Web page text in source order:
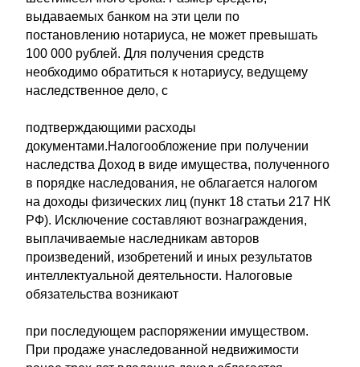
выдаваемых банком на эти цели по
постановлению нотариуса, не может превышать
100 000 рублей. Для получения средств
необходимо обратиться к нотариусу, ведущему
наследственное дело, с
подтверждающими расходы
документами.Налогообложение при получении
наследства Доход в виде имущества, полученного
в порядке наследования, не облагается налогом
на доходы физических лиц (пункт 18 статьи 217 НК
РФ). Исключение составляют вознаграждения,
выплачиваемые наследникам авторов
произведений, изобретений и иных результатов
интеллектуальной деятельности. Налоговые
обязательства возникают
при последующем распоряжении имуществом.
При продаже унаследованной недвижимости